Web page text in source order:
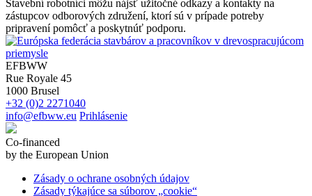
Stavební robotníci môžu nájsť užitočné odkazy a kontakty na
zástupcov odborových združení, ktorí sú v prípade potreby
pripravení pomôcť a poskytnúť podporu.
EFBWW
Rue Royale 45
1000 Brusel
+32 (0)2 2271040
info@efbww.eu Prihlásenie
Co-financed
by the European Union
Zásady o ochrane osobných údajov
Zásady týkajúce sa súborov „cookie“